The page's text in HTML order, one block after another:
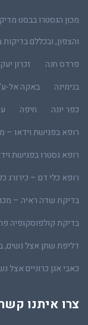
מכון הגסטרו בבסט
והצפון, ובכללם
פרדס חנה
זכרון
בנימינה
באקה אל-
כפר יונה
חיפה
רופא בפגישת וידאו –
רופא גסטרו בפגישת
רופא כלי דם – כירורג
בדיקת שדה ראיה –
בדיקת קולפוסקופיה
דליפת שתן אצל נשים,
כאבי אגן כרוניים
צרו איתנו